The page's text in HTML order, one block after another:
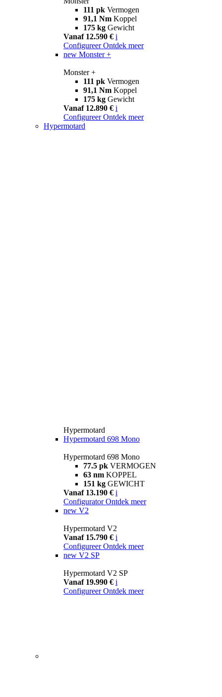
111 pk Vermogen
91,1 Nm Koppel
175 kg Gewicht
Vanaf 12.590 € i
Configureer Ontdek meer
new Monster +
Monster +
111 pk Vermogen
91,1 Nm Koppel
175 kg Gewicht
Vanaf 12.890 € i
Configureer Ontdek meer
Hypermotard
Hypermotard
Hypermotard 698 Mono
Hypermotard 698 Mono
77.5 pk VERMOGEN
63 nm KOPPEL
151 kg GEWICHT
Vanaf 13.190 € i
Configurator Ontdek meer
new V2
Hypermotard V2
Vanaf 15.790 € i
Configureer Ontdek meer
new V2 SP
Hypermotard V2 SP
Vanaf 19.990 € i
Configureer Ontdek meer